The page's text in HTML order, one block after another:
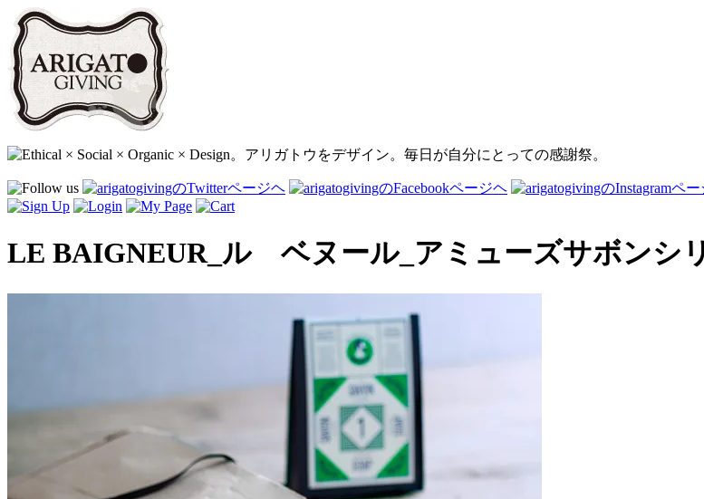
LE BAIGNEUR_ル ベヌール_アミューズサボンシ